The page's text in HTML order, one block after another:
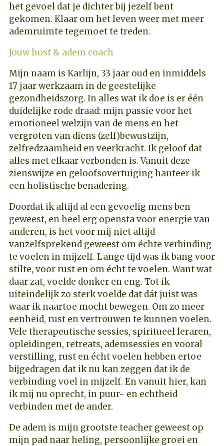
het gevoel dat je dichter bij jezelf bent
gekomen. Klaar om het leven weer met meer
ademruimte tegemoet te treden.
Jouw host & adem coach
Mijn naam is Karlijn, 33 jaar oud en inmiddels
17 jaar werkzaam in de geestelijke
gezondheidszorg. In alles wat ik doe is er één
duidelijke rode draad: mijn passie voor het
emotioneel welzijn van de mens en het
vergroten van diens (zelf)bewustzijn,
zelfredzaamheid en veerkracht. Ik geloof dat
alles met elkaar verbonden is. Vanuit deze
zienswijze en geloofsovertuiging hanteer ik
een holistische benadering.
Doordat ik altijd al een gevoelig mens ben
geweest, en heel erg opensta voor energie van
anderen, is het voor mij niet altijd
vanzelfsprekend geweest om échte verbinding
te voelen in mijzelf. Lange tijd was ik bang voor
stilte, voor rust en om écht te voelen. Want wat
daar zat, voelde donker en eng. Tot ik
uiteindelijk zo sterk voelde dat dát juist was
waar ik naartoe mocht bewegen. Om zo meer
eenheid, rust en vertrouwen te kunnen voelen.
Vele therapeutische sessies, spiritueel leraren,
opleidingen, retreats, ademsessies en vooral
verstilling, rust en écht voelen hebben ertoe
bijgedragen dat ik nu kan zeggen dat ik de
verbinding voel in mijzelf. En vanuit hier, kan
ik mij nu oprecht, in puur- en echtheid
verbinden met de ander.
De adem is mijn grootste teacher geweest op
mijn pad naar heling, persoonlijke groei en